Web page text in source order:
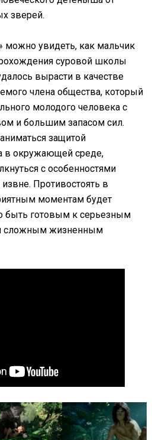
зверей.
можно увидеть, как мальчик
суровой школы
вырасти в качестве
члена общества, который
молодого человека с
и большим запасом сил.
защитой
в окружающей среде,
с особенностями
Противостоять в
моментам будет
быть готовым к серьезным
сложным жизненным